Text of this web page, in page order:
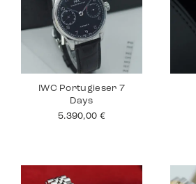
IWC Portugieser 7
Days
5.390,00 €